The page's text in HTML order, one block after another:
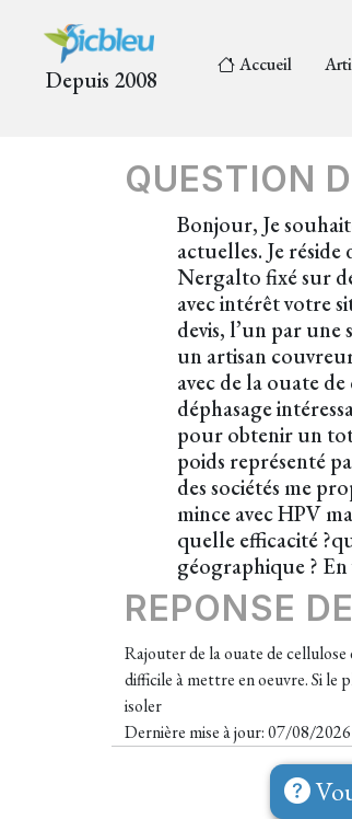
Depuis 2008
Accueil
QUESTION
Bonjour, Je
actuelles. Je
Nergalto fixé sur
avec intérêt votre
devis, l’un par
un artisan
avec de la ouate
déphasage
pour obtenir un
poids représenté
des sociétés me
mince avec HPV
quelle efficacité
géographique ?
REPONSE
Rajouter de la ouate de
difficile à mettre en oeuvre. Si
isoler
Dernière mise à jour: 07/08/2026